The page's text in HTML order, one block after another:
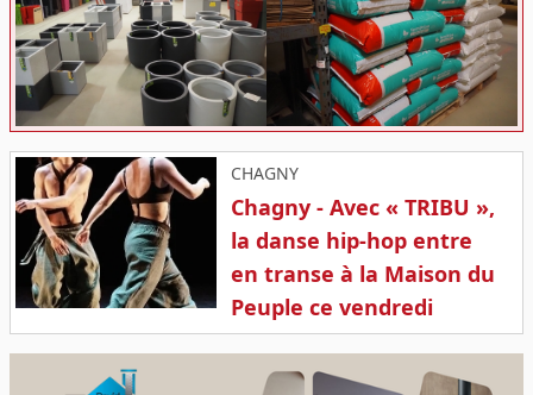
CHAGNY
Chagny - Avec « TRIBU »,
la danse hip-hop entre
en transe à la Maison du
Peuple ce vendredi